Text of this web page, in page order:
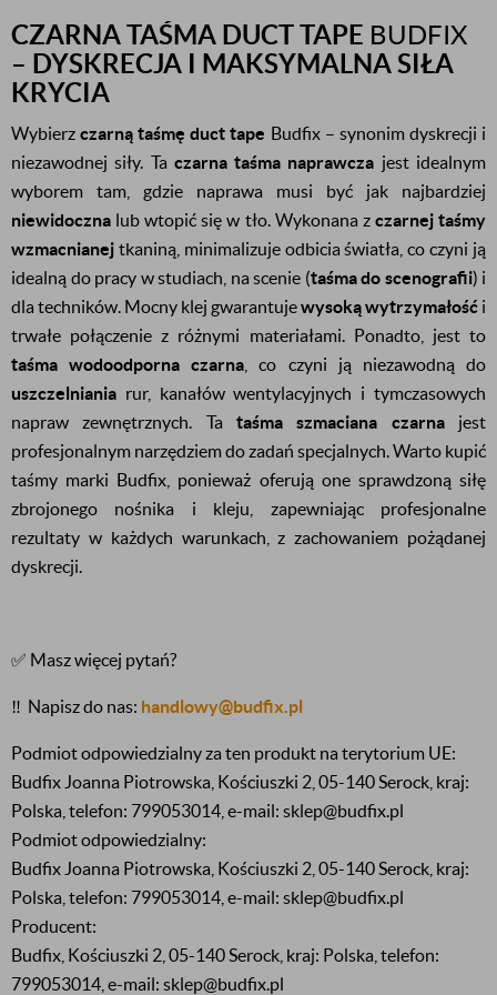
CZARNA TAŚMA DUCT TAPE BUDFIX
– DYSKRECJA I MAKSYMALNA SIŁA
KRYCIA
Wybierzczarną taśmę duct tape Budfix – synonim dyskrecji i
niezawodnej siły. Ta czarna taśma naprawcza jest idealnym
wyborem tam, gdzie naprawa musi być jak najbardziej
niewidoczna lub wtopić się w tło. Wykonana z czarnej taśmy
wzmacnianej tkaniną, minimalizuje odbicia światła, co czyni ją
idealną do pracy w studiach, na scenie (taśma do scenografii) i
dla techników. Mocny klej gwarantujewysoką wytrzymałość i
trwałe połączenie z różnymi materiałami. Ponadto, jest to
taśma wodoodporna czarna , co czyni ją niezawodną do
uszczelniania rur, kanałów wentylacyjnych i tymczasowych
napraw zewnętrznych. Ta taśma szmaciana czarnajest
profesjonalnym narzędziem do zadań specjalnych. Warto kupić
taśmy marki Budfix, ponieważ oferują one sprawdzoną siłę
zbrojonego nośnika i kleju, zapewniając profesjonalne
rezultaty w każdych warunkach, z zachowaniem pożądanej
dyskrecji.
✅ Masz więcej pytań?
‼️ Napisz do nas: handlowy@budfix.pl
Podmiot odpowiedzialny za ten produkt na terytorium UE:
Budfix Joanna Piotrowska, Kościuszki 2, 05-140 Serock, kraj:
Polska, telefon: 799053014, e-mail: sklep@budfix.pl
Podmiot odpowiedzialny:
Budfix Joanna Piotrowska, Kościuszki 2, 05-140 Serock, kraj:
Polska, telefon: 799053014, e-mail: sklep@budfix.pl
Producent:
Budfix, Kościuszki 2, 05-140 Serock, kraj: Polska, telefon:
799053014, e-mail: sklep@budfix.pl